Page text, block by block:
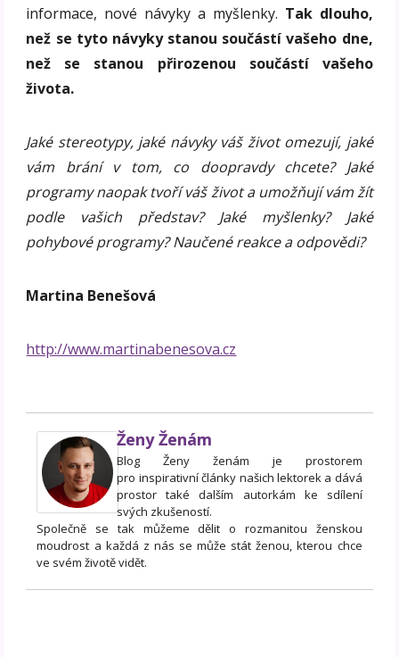
informace, nové návyky a myšlenky. Tak dlouho,
než se tyto návyky stanou součástí vašeho dne,
než se stanou přirozenou součástí vašeho
života.
Jaké stereotypy, jaké návyky váš život omezují, jaké
vám brání v tom, co doopravdy chcete? Jaké
programy naopak tvoří váš život a umožňují vám žít
podle vašich představ? Jaké myšlenky? Jaké
pohybové programy? Naučené reakce a odpovědi?
Martina Benešová
http://www.martinabenesova.cz
Ženy Ženám
Blog Ženy ženám je prostorem
pro inspirativní články našich lektorek a dává
prostor také dalším autorkám ke sdílení
svých zkušeností.
Společně se tak můžeme dělit o rozmanitou ženskou
moudrost a každá z nás se může stát ženou, kterou chce
ve svém životě vidět.